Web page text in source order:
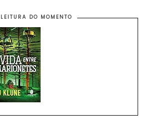
LEITURA DO MOMENTO